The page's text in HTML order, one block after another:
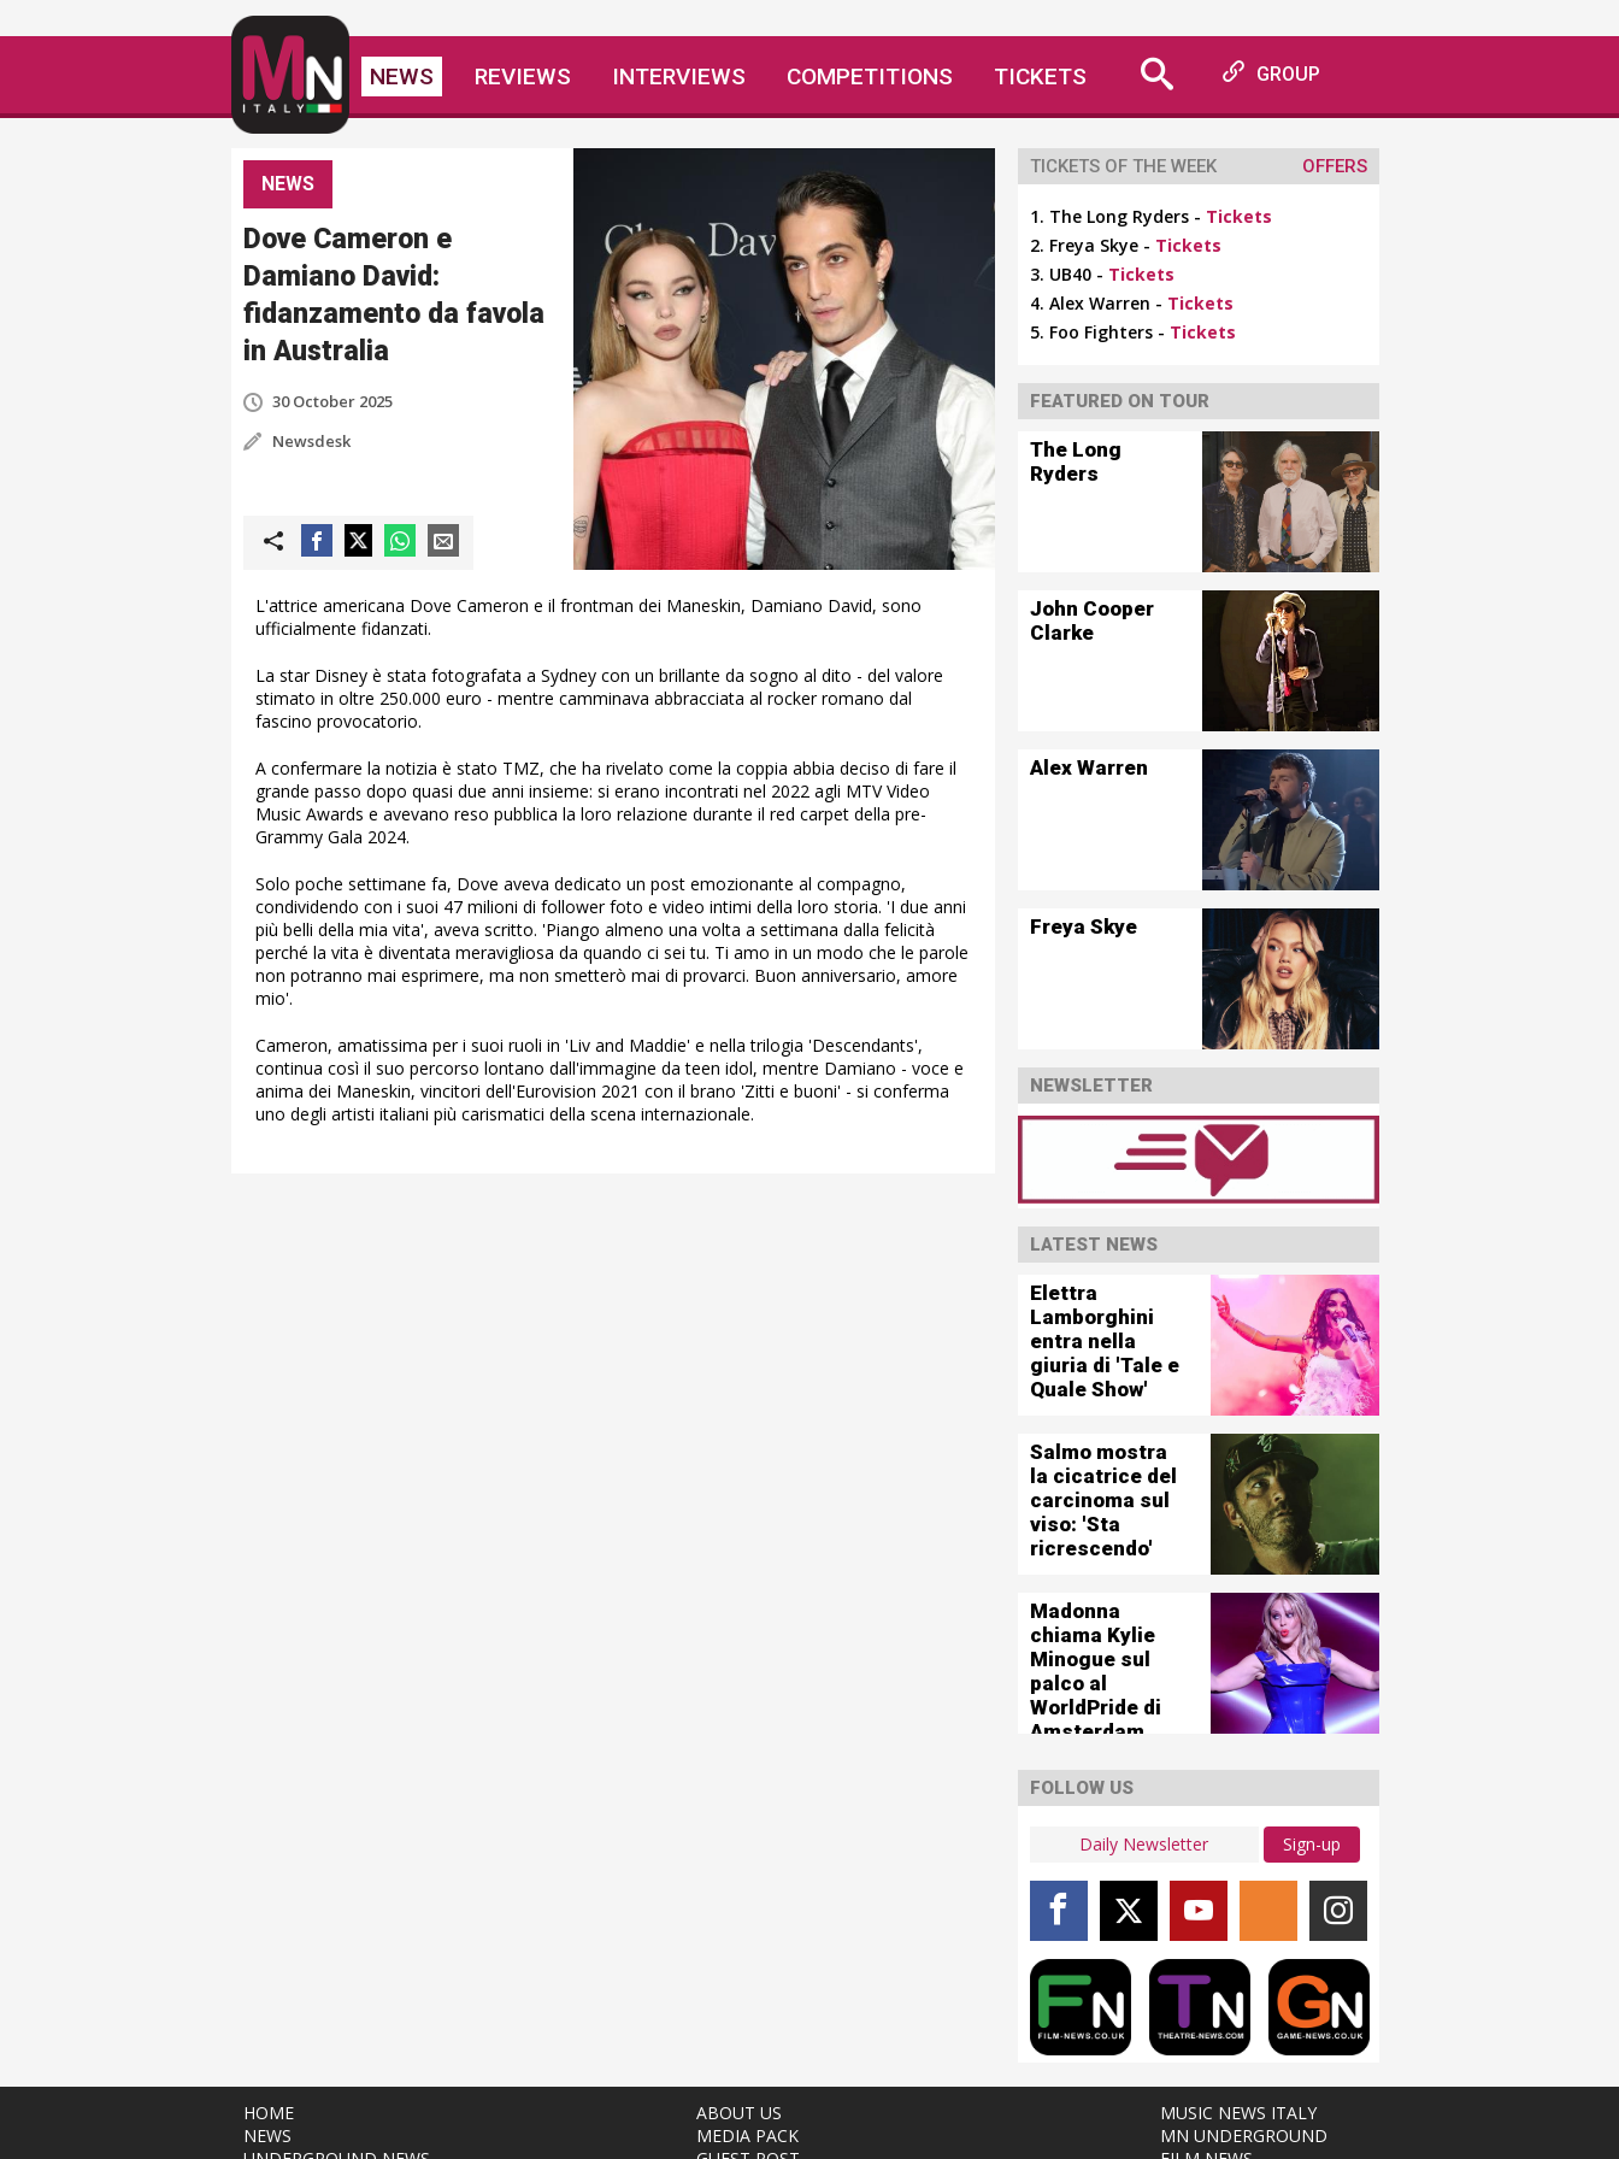
NEWS REVIEWS INTERVIEWS COMPETITIONS TICKETS GROUP
NEWS
Dove Cameron e
Damiano David:
fidanzamento da favola
in Australia
30 October 2025
Newsdesk
L'attrice americana Dove Cameron e il frontman dei Maneskin, Damiano David, sono
ufficialmente fidanzati.
La star Disney è stata fotografata a Sydney con un brillante da sogno al dito - del valore
stimato in oltre 250.000 euro - mentre camminava abbracciata al rocker romano dal
fascino provocatorio.
A confermare la notizia è stato TMZ, che ha rivelato come la coppia abbia deciso di fare il
grande passo dopo quasi due anni insieme: si erano incontrati nel 2022 agli MTV Video
Music Awards e avevano reso pubblica la loro relazione durante il red carpet della pre-
Grammy Gala 2024.
Solo poche settimane fa, Dove aveva dedicato un post emozionante al compagno,
condividendo con i suoi 47 milioni di follower foto e video intimi della loro storia. 'I due anni
più belli della mia vita', aveva scritto. 'Piango almeno una volta a settimana dalla felicità
perché la vita è diventata meravigliosa da quando ci sei tu. Ti amo in un modo che le parole
non potranno mai esprimere, ma non smetterò mai di provarci. Buon anniversario, amore
mio'.
Cameron, amatissima per i suoi ruoli in 'Liv and Maddie' e nella trilogia 'Descendants',
continua così il suo percorso lontano dall'immagine da teen idol, mentre Damiano - voce e
anima dei Maneskin, vincitori dell'Eurovision 2021 con il brano 'Zitti e buoni' - si conferma
uno degli artisti italiani più carismatici della scena internazionale.
TICKETS OF THE WEEK OFFERS
The Long Ryders - Tickets
Freya Skye - Tickets
UB40 - Tickets
Alex Warren - Tickets
Foo Fighters - Tickets
FEATURED ON TOUR
The Long
Ryders
John Cooper
Clarke
Alex Warren
Freya Skye
NEWSLETTER
LATEST NEWS
Elettra
Lamborghini
entra nella
giuria di 'Tale e
Quale Show'
Salmo mostra
la cicatrice del
carcinoma sul
viso: 'Sta
ricrescendo'
Madonna
chiama Kylie
Minogue sul
palco al
WorldPride di
Amsterdam
FOLLOW US
Sign-up
HOME
NEWS
ABOUT US
MEDIA PACK
MUSIC NEWS ITALY
MN UNDERGROUND